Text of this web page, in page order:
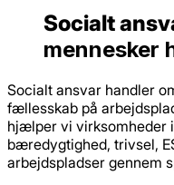
Socialt
mennesker
Socialt ansvar handler
fællesskab på
hjælper vi virksomheder
bæredygtighed, trivsel,
arbejdspladser gennem